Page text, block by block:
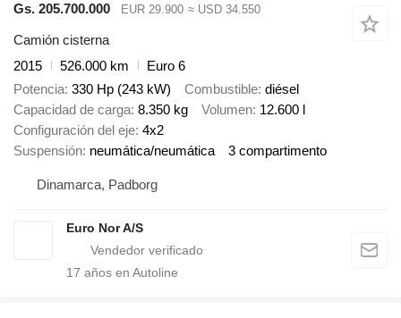
Gs. 205.700.000 EUR 29.900 ≈ USD 34.550
Camión cisterna
2015
526.000 km
Euro 6
Potencia 330 Hp (243 kW) Combustible diésel
Capacidad de carga 8.350 kg Volumen 12.600 l
Configuración del eje 4x2
Suspensión neumática/neumática 3 compartimento
Dinamarca, Padborg
Euro Nor A/S
17 años en Autoline